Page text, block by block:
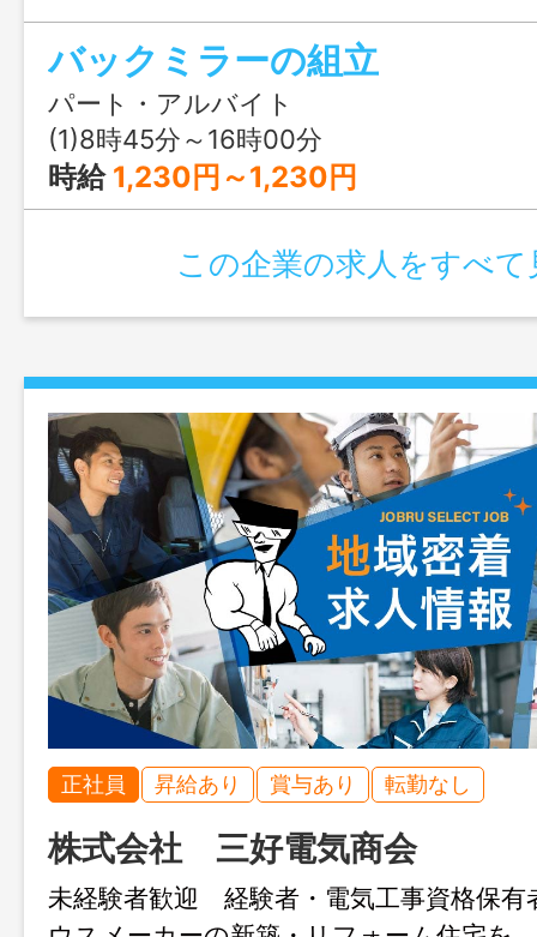
ばすぐ慣れていただけるお仕事です。
ります。 ・
時間が１日３回ありま
す
※コツコツ仕事に取り組める方 歓迎！
６０代の女性の方（約３０名）が、未
トしてパートで活躍中です。 【変更範
バックミラーの組立
パート・アルバイト
(1)8時45分～16時00分
時給 1,230円～1,230円
この企業の求人をすべて
正社員 昇給あり 賞与あり 転勤なし
株式会社 三好電気商会
未経験者歓迎 経験者・電気工事資格保